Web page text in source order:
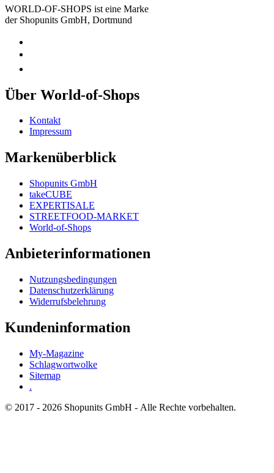
WORLD-OF-SHOPS ist eine Marke
der Shopunits GmbH, Dortmund
Über World-of-Shops
Kontakt
Impressum
Markenüberblick
Shopunits GmbH
takeCUBE
EXPERTISALE
STREETFOOD-MARKET
World-of-Shops
Anbieterinformationen
Nutzungsbedingungen
Datenschutzerklärung
Widerrufsbelehrung
Kundeninformation
My-Magazine
Schlagwortwolke
Sitemap
.
© 2017 - 2026 Shopunits GmbH - Alle Rechte vorbehalten.